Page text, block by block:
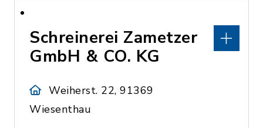
Schreinerei Zametzer
GmbH & CO. KG
Weiherst. 22, 91369
Wiesenthau